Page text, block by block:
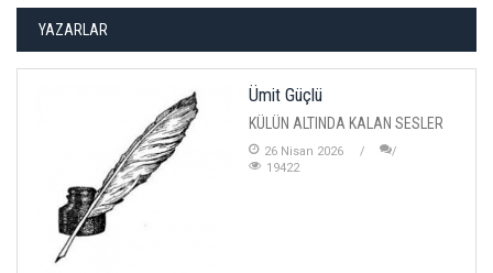
YAZARLAR
Ümit Güçlü
KÜLÜN ALTINDA KALAN SESLER
26 Nisan 2026
19422